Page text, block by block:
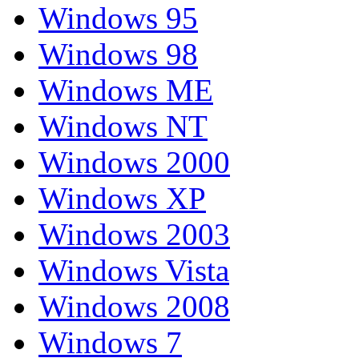
Windows 95
Windows 98
Windows ME
Windows NT
Windows 2000
Windows XP
Windows 2003
Windows Vista
Windows 2008
Windows 7